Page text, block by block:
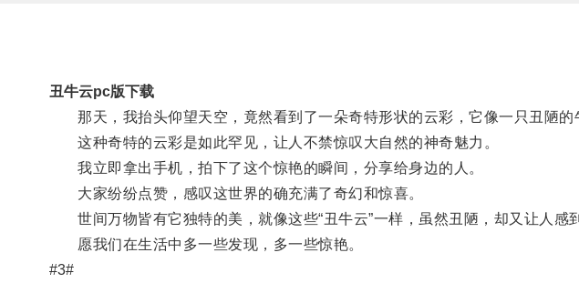
丑牛云pc版下载
那天，我抬头仰望天空，竟然看到了一朵奇特形状的云彩，它像一只丑陋的
这种奇特的云彩是如此罕见，让人不禁惊叹大自然的神奇魅力。
我立即拿出手机，拍下了这个惊艳的瞬间，分享给身边的人。
大家纷纷点赞，感叹这世界的确充满了奇幻和惊喜。
世间万物皆有它独特的美，就像这些“丑牛云”一样，虽然丑陋，却又让人感
愿我们在生活中多一些发现，多一些惊艳。
#3#